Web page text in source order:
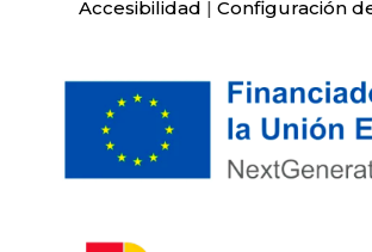
Accesibilidad | Configuración